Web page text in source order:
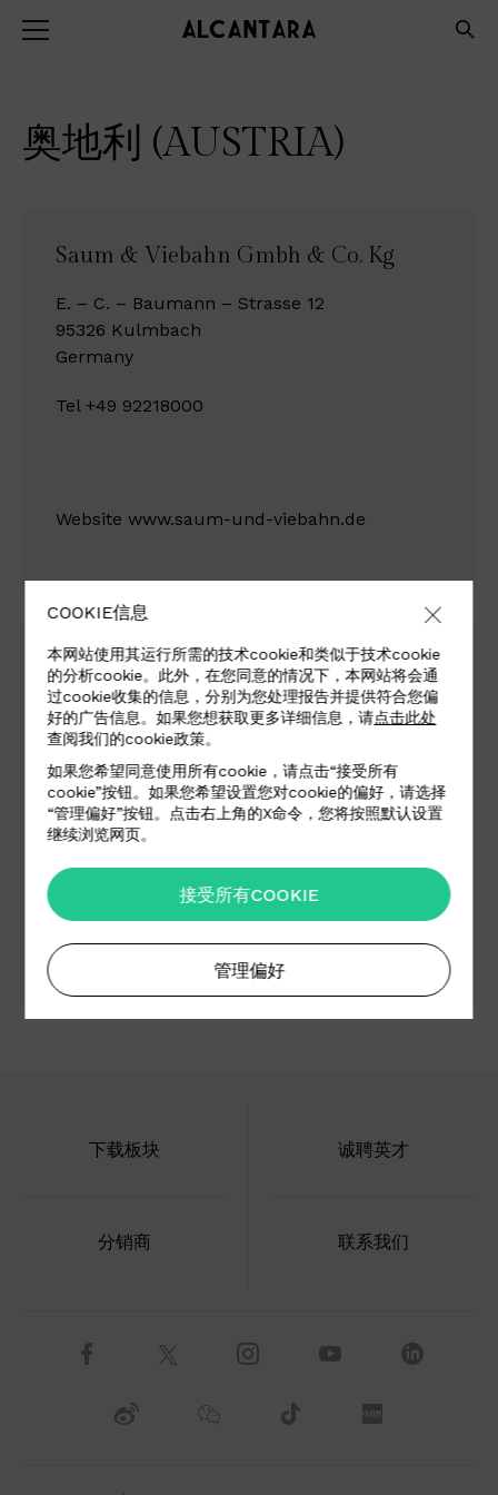
奥地利 (AUSTRIA)
Saum & Viebahn Gmbh & Co. Kg
E. – C. – Baumann – Strasse 12
95326 Kulmbach
Germany
Tel +49 92218000
Website www.saum-und-viebahn.de
Hans Reinke Handelsgesellschaft
Mbh
Brandstücken 20
22549 Hamburg
Germany
Fax +49 (0)40 39106829
Emailinfo@hans-reinke.com
下载板块 诚聘英才
分销商 联系我们
COOKIE信息
本网站使用其运行所需的技术cookie和类似于技术cookie
的分析cookie。此外，在您同意的情况下，本网站将会通
过cookie收集的信息，分别为您处理报告并提供符合您偏
好的广告信息。如果您想获取更多详细信息，请点击此处
查阅我们的cookie政策。
如果您希望同意使用所有cookie，请点击“接受所有
cookie”按钮。如果您希望设置您对cookie的偏好，请选择
“管理偏好”按钮。点击右上角的X命令，您将按照默认设置
继续浏览网页。
接受所有COOKIE
管理偏好